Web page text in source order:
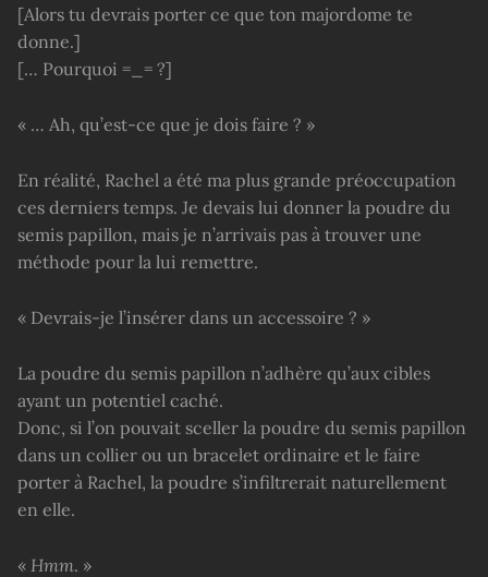
[Alors tu devrais porter ce que ton majordome te
donne.]
[… Pourquoi =_= ?]
« … Ah, qu’est-ce que je dois faire ? »
En réalité, Rachel a été ma plus grande préoccupation
ces derniers temps. Je devais lui donner la poudre du
semis papillon, mais je n’arrivais pas à trouver une
méthode pour la lui remettre.
« Devrais-je l’insérer dans un accessoire ? »
La poudre du semis papillon n’adhère qu’aux cibles
ayant un potentiel caché.
Donc, si l’on pouvait sceller la poudre du semis papillon
dans un collier ou un bracelet ordinaire et le faire
porter à Rachel, la poudre s’infiltrerait naturellement
en elle.
« Hmm. »